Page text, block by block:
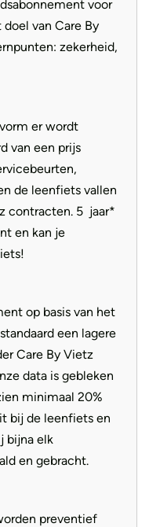
voor
van Care By
zekerheid,
er wordt
van een prijs
de leenfiets vallen
contracten. 5 jaar*
en kan je
op basis van het
een lagere
Care By Vietz
data is gebleken
minimaal 20%
bij de leenfiets en
bijna elk
en gebracht.
preventief